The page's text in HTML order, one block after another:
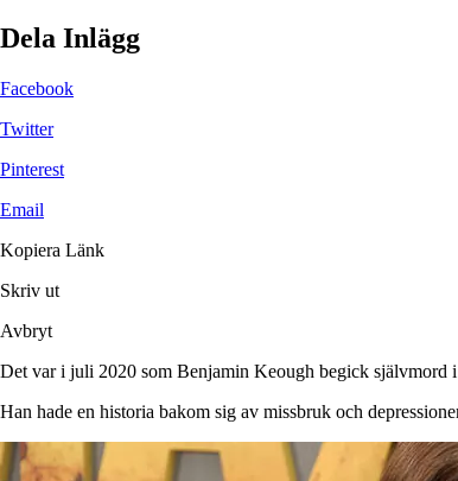
Dela Inlägg
Facebook
Twitter
Pinterest
Email
Kopiera Länk
Skriv ut
Avbryt
Det var i juli 2020 som Benjamin Keough begick självmord
Han hade en historia bakom sig av missbruk och